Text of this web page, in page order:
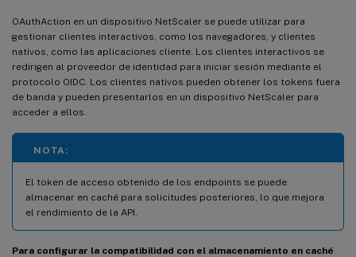
OAuthAction en un dispositivo NetScaler se puede utilizar para
gestionar clientes interactivos, como los navegadores, y clientes
nativos, como las aplicaciones cliente. Los clientes interactivos se
redirigen al proveedor de identidad para iniciar sesión mediante el
protocolo OIDC. Los clientes nativos pueden obtener los tokens fuera
de banda y pueden presentarlos en un dispositivo NetScaler para
acceder a ellos.
NOTA:
El token de acceso obtenido de los endpoints se puede
almacenar en caché para solicitudes posteriores, lo que mejora
el rendimiento de la API.
Para configurar la compatibilidad con el almacenamiento en caché